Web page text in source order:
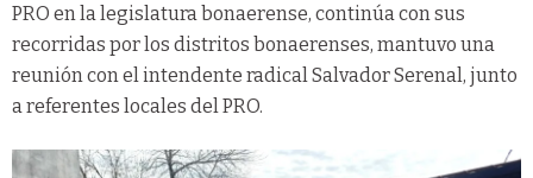
PRO en la legislatura bonaerense, continúa con sus
recorridas por los distritos bonaerenses, mantuvo una
reunión con el intendente radical Salvador Serenal, junto
a referentes locales del PRO.